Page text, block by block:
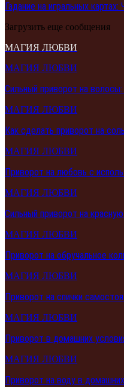
Гадание на игральных
Загрузить еще сообщения
МАГИЯ ЛЮБВИ
МАГИЯ ЛЮБВИ
Сильный приворот на волосы:
МАГИЯ ЛЮБВИ
Как сделать приворот на
МАГИЯ ЛЮБВИ
Приворот на любовь с
МАГИЯ ЛЮБВИ
Сильный приворот на
МАГИЯ ЛЮБВИ
Приворот на обручальное
МАГИЯ ЛЮБВИ
Приворот на спички
МАГИЯ ЛЮБВИ
Приворот в домашних
МАГИЯ ЛЮБВИ
Приворот на воду в